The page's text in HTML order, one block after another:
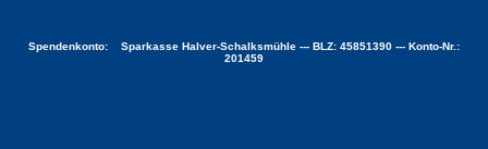
Spendenkonto: Sparkasse Halver-Schalksmühle --- BLZ: 45851390 --- Konto-Nr.:
201459